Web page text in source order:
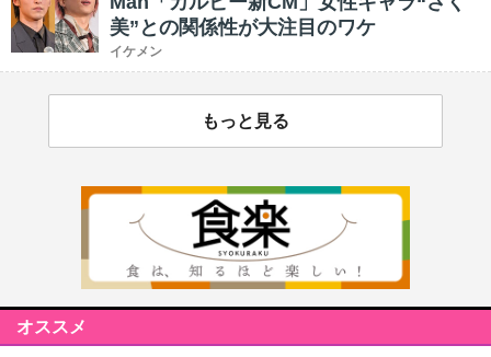
美”との関係性が大注目のワケ
イケメン
もっと見る
オススメ